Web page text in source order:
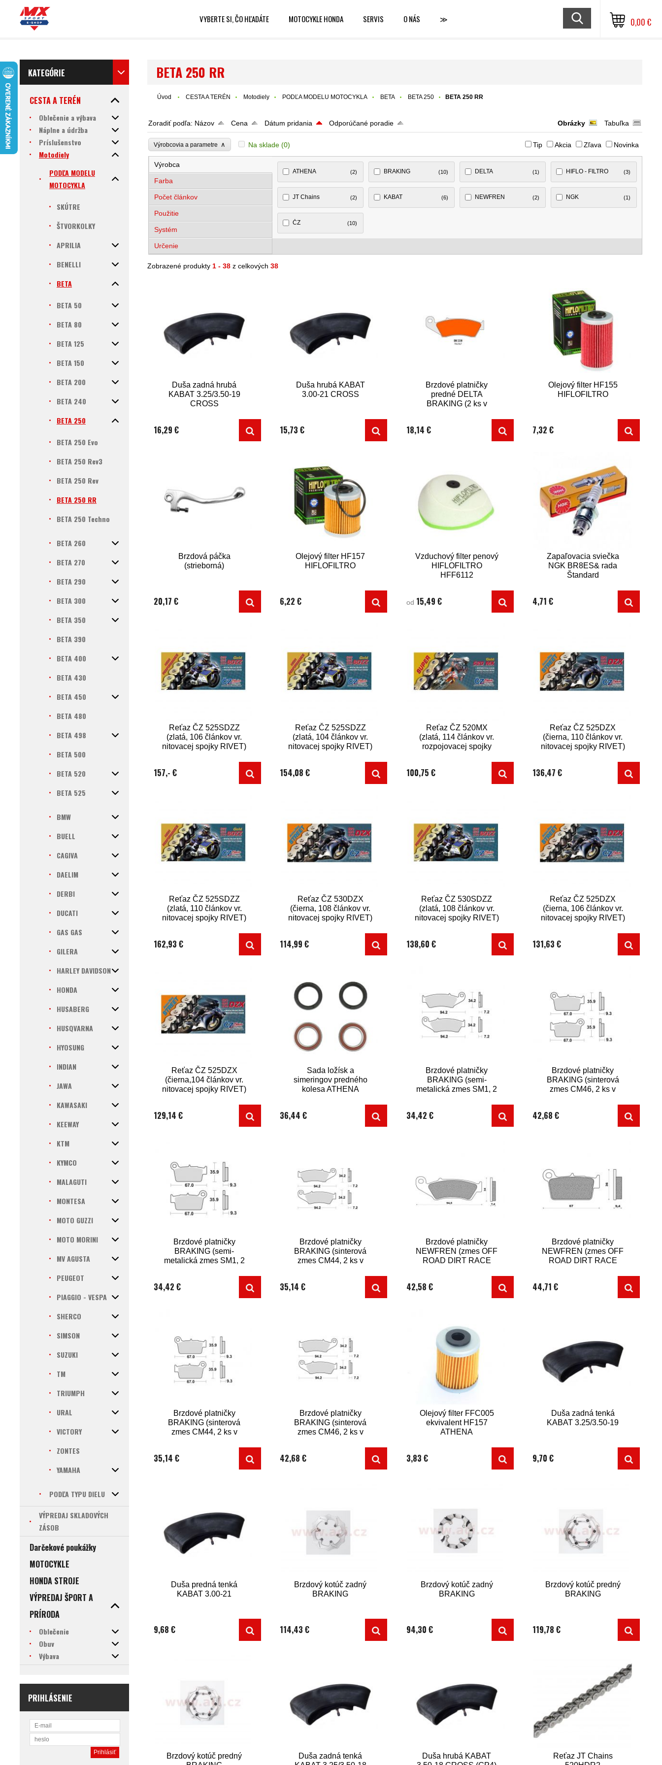
VYBERTE SI, ČO HĽADÁTE MOTOCYKLE HONDA SERVIS O NÁS ≫ 0,00 €
KATEGÓRIE
CESTA A TERÉN
Oblečenie a výbava
Náplne a údržba
Príslušenstvo
Motodiely
PODĽA MODELU
MOTOCYKLA
SKÚTRE
ŠTVORKOLKY
APRILIA
BENELLI
BETA
BETA 50
BETA 80
BETA 125
BETA 150
BETA 200
BETA 240
BETA 250
BETA 250 Evo
BETA 250 Rev3
BETA 250 Rev
BETA 250 RR
BETA 250 Techno
BETA 260
BETA 270
BETA 290
BETA 300
BETA 350
BETA 390
BETA 400
BETA 430
BETA 450
BETA 480
BETA 498
BETA 500
BETA 520
BETA 525
BMW
BUELL
CAGIVA
DAELIM
DERBI
DUCATI
GAS GAS
GILERA
HARLEY DAVIDSON
HONDA
HUSABERG
HUSQVARNA
HYOSUNG
INDIAN
JAWA
KAWASAKI
KEEWAY
KTM
KYMCO
MALAGUTI
MONTESA
MOTO GUZZI
MOTO MORINI
MV AGUSTA
PEUGEOT
PIAGGIO - VESPA
SHERCO
SIMSON
SUZUKI
TM
TRIUMPH
URAL
VICTORY
ZONTES
YAMAHA
PODĽA TYPU DIELU
VÝPREDAJ SKLADOVÝCH
ZÁSOB
Darčekové poukážky
MOTOCYKLE
HONDA STROJE
VÝPREDAJ ŠPORT A
PRÍRODA
Oblečenie
Obuv
Výbava
PRIHLÁSENIE
BETA 250 RR
Úvod CESTA A TERÉN Motodiely PODĽA MODELU MOTOCYKLA BETA BETA 250 BETA 250 RR
Zoradiť podľa: Názov Cena Dátum pridania Odporúčané poradie Obrázky Tabuľka
Výrobcovia a parametre ∧ Na sklade (0) Tip Akcia Zľava Novinka
Výrobca
Farba
Počet článkov
Použitie
Systém
Určenie
ATHENA (2) BRAKING (10) DELTA (1) HIFLO - FILTRO (3)
JT Chains (2) KABAT (6) NEWFREN (2) NGK (1)
ČZ (10)
Zobrazené produkty 1 - 38 z celkových38
Duša zadná hrubá
KABAT 3.25/3.50-19
CROSS
16,29 €
Duša hrubá KABAT
3.00-21 CROSS
15,73 €
Brzdové platničky
predné DELTA
BRAKING (2 ks v
18,14 €
Olejový filter HF155
HIFLOFILTRO
7,32 €
Brzdová páčka
(strieborná)
20,17 €
Olejový filter HF157
HIFLOFILTRO
6,22 €
Vzduchový filter penový
HIFLOFILTRO
HFF6112
od 15,49 €
Zapaľovacia sviečka
NGK BR8ES& rada
Štandard
4,71 €
Reťaz ČZ 525SDZZ
(zlatá, 106 článkov vr.
nitovacej spojky RIVET)
157,- €
Reťaz ČZ 525SDZZ
(zlatá, 104 článkov vr.
nitovacej spojky RIVET)
154,08 €
Reťaz ČZ 520MX
(zlatá, 114 článkov vr.
rozpojovacej spojky
100,75 €
Reťaz ČZ 525DZX
(čierna, 110 článkov vr.
nitovacej spojky RIVET)
136,47 €
Reťaz ČZ 525SDZZ
(zlatá, 110 článkov vr.
nitovacej spojky RIVET)
162,93 €
Reťaz ČZ 530DZX
(čierna, 108 článkov vr.
nitovacej spojky RIVET)
114,99 €
Reťaz ČZ 530SDZZ
(zlatá, 108 článkov vr.
nitovacej spojky RIVET)
138,60 €
Reťaz ČZ 525DZX
(čierna, 106 článkov vr.
nitovacej spojky RIVET)
131,63 €
Reťaz ČZ 525DZX
(čierna,104 článkov vr.
nitovacej spojky RIVET)
129,14 €
Sada ložísk a
simeringov predného
kolesa ATHENA
36,44 €
Brzdové platničky
BRAKING (semi-
metalická zmes SM1, 2
34,42 €
Brzdové platničky
BRAKING (sinterová
zmes CM46, 2 ks v
42,68 €
Brzdové platničky
BRAKING (semi-
metalická zmes SM1, 2
34,42 €
Brzdové platničky
BRAKING (sinterová
zmes CM44, 2 ks v
35,14 €
Brzdové platničky
NEWFREN (zmes OFF
ROAD DIRT RACE
42,58 €
Brzdové platničky
NEWFREN (zmes OFF
ROAD DIRT RACE
44,71 €
Brzdové platničky
BRAKING (sinterová
zmes CM44, 2 ks v
35,14 €
Brzdové platničky
BRAKING (sinterová
zmes CM46, 2 ks v
42,68 €
Olejový filter FFC005
ekvivalent HF157
ATHENA
3,83 €
Duša zadná tenká
KABAT 3.25/3.50-19
9,70 €
Duša predná tenká
KABAT 3.00-21
9,68 €
Brzdový kotúč zadný
BRAKING
114,43 €
Brzdový kotúč zadný
BRAKING
94,30 €
Brzdový kotúč predný
BRAKING
119,78 €
Brzdový kotúč predný
Duša zadná tenká
Duša hrubá KABAT
Reťaz JT Chains